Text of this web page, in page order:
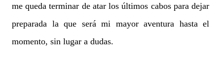
me queda terminar de atar los últimos cabos para dejar
preparada la que será mi mayor aventura hasta el
momento, sin lugar a dudas.